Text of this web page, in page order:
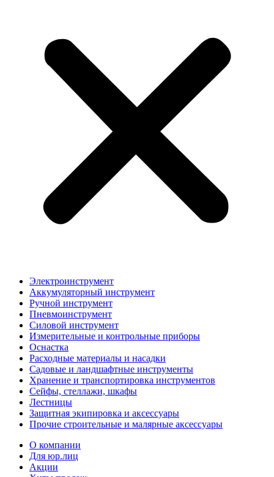
Электроинструмент
Аккумуляторный инструмент
Ручной инструмент
Пневмоинструмент
Силовой инструмент
Измерительные и контрольные приборы
Оснастка
Расходные материалы и насадки
Садовые и ландшафтные инструменты
Хранение и транспортировка инструментов
Сейфы, стеллажи, шкафы
Лестницы
Защитная экипировка и аксессуары
Прочие строительные и малярные аксессуары
О компании
Для юр.лиц
Акции